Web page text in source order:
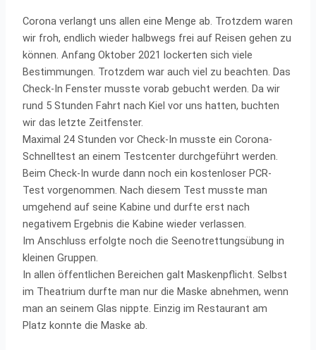
Corona verlangt uns allen eine Menge ab. Trotzdem waren
wir froh, endlich wieder halbwegs frei auf Reisen gehen zu
können. Anfang Oktober 2021 lockerten sich viele
Bestimmungen. Trotzdem war auch viel zu beachten. Das
Check-In Fenster musste vorab gebucht werden. Da wir
rund 5 Stunden Fahrt nach Kiel vor uns hatten, buchten
wir das letzte Zeitfenster.
Maximal 24 Stunden vor Check-In musste ein Corona-
Schnelltest an einem Testcenter durchgeführt werden.
Beim Check-In wurde dann noch ein kostenloser PCR-
Test vorgenommen. Nach diesem Test musste man
umgehend auf seine Kabine und durfte erst nach
negativem Ergebnis die Kabine wieder verlassen.
Im Anschluss erfolgte noch die Seenotrettungsübung in
kleinen Gruppen.
In allen öffentlichen Bereichen galt Maskenpflicht. Selbst
im Theatrium durfte man nur die Maske abnehmen, wenn
man an seinem Glas nippte. Einzig im Restaurant am
Platz konnte die Maske ab.